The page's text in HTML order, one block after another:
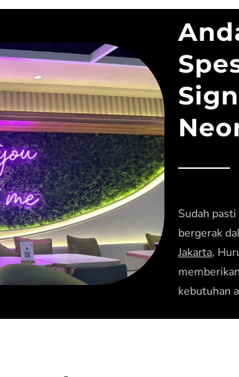
Sudah
bergerak
Jakarta,
kebutuhan